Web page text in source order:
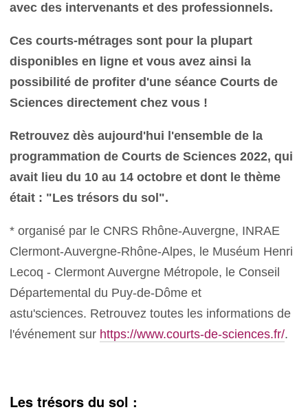
avec des intervenants et des professionnels.
Ces courts-métrages sont pour la plupart
disponibles en ligne et vous avez ainsi la
possibilité de profiter d'une séance Courts de
Sciences directement chez vous !
Retrouvez dès aujourd'hui l'ensemble de la
programmation de Courts de Sciences 2022, qui
avait lieu du 10 au 14 octobre et dont le thème
était : "Les trésors du sol".
* organisé par le CNRS Rhône-Auvergne, INRAE
Clermont-Auvergne-Rhône-Alpes, le Muséum Henri
Lecoq - Clermont Auvergne Métropole, le Conseil
Départemental du Puy-de-Dôme et
astu'sciences. Retrouvez toutes les informations de
l'événement sur https://www.courts-de-sciences.fr/.
Les trésors du sol :